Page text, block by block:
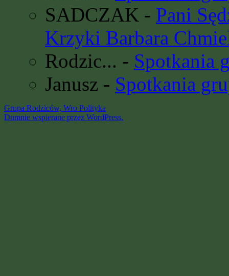
SADCZAK - Pani
Krzyki Barbara
Rodzic... - Spotkania
Janusz - Spotkania
Grupa Rodziców, Wro Polityka
Dumnie wspierane przez WordPress.